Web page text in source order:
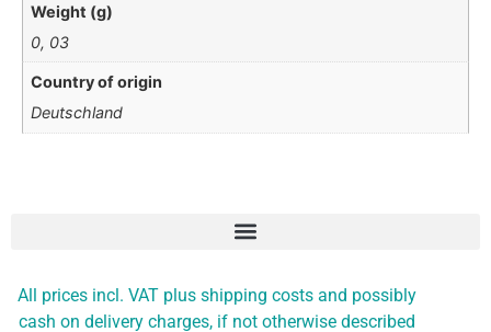
Weight (g)
0, 03
Country of origin
Deutschland
All prices incl. VAT plus shipping costs and possibly
cash on delivery charges, if not otherwise described